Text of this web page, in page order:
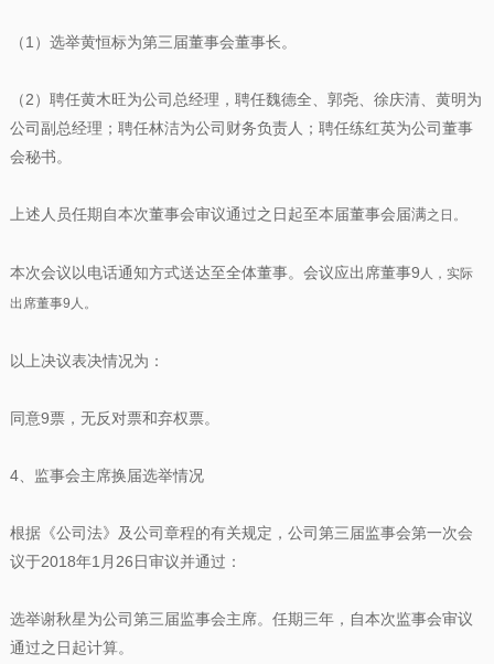
（1）选举黄恒标为第三届董事会董事长。
（2）聘任黄木旺为公司总经理，聘任魏德全、郭尧、徐庆清、黄明为
公司副总经理；聘任林洁为公司财务负责人；聘任练红英为公司董事
会秘书。
上述人员任期自本次董事会审议通过之日起至本届董事会届满之日。
本次会议以电话通知方式送达至全体董事。会议应出席董事9 人，实际
出席董事9人。
以上决议表决情况为：
同意9票，无反对票和弃权票。
4、监事会主席换届选举情况
根据《公司法》及公司章程的有关规定，公司第三届监事会第一次会
议于2018年1月26日审议并通过：
选举谢秋星为公司第三届监事会主席。任期三年，自本次监事会审议
通过之日起计算。